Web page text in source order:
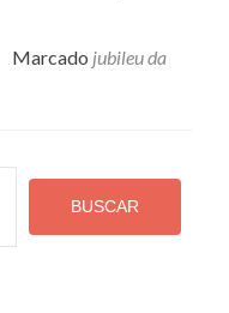
Marcado jubileu da
BUSCAR